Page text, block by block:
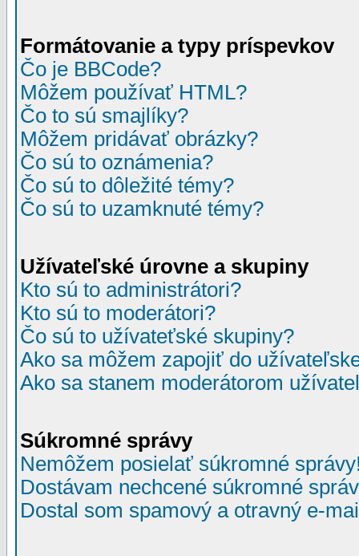
Formátovanie a typy príspevkov
Čo je BBCode?
Môžem používať HTML?
Čo to sú smajlíky?
Môžem pridávať obrázky?
Čo sú to oznámenia?
Čo sú to dôležité témy?
Čo sú to uzamknuté témy?
Užívateľské úrovne a skupiny
Kto sú to administrátori?
Kto sú to moderátori?
Čo sú to užívateťské skupiny?
Ako sa môžem zapojiť do
Ako sa stanem moderátorom
Súkromné správy
Nemôžem posielať súkromné
Dostávam nechcené súkromné
Dostal som spamový a otravný e-